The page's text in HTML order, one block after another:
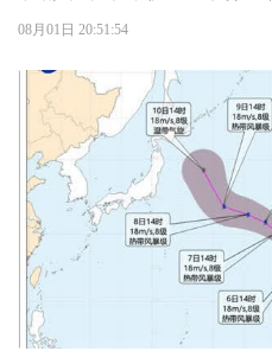
08月01日 20:51:54